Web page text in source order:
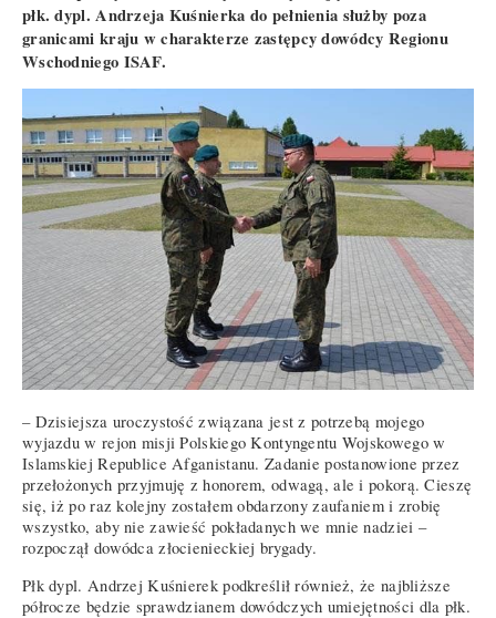
płk. dypl. Andrzeja Kuśnierka do pełnienia służby poza
granicami kraju w charakterze zastępcy dowódcy Regionu
Wschodniego ISAF.
– Dzisiejsza uroczystość związana jest z potrzebą mojego
wyjazdu w rejon misji Polskiego Kontyngentu Wojskowego w
Islamskiej Republice Afganistanu. Zadanie postanowione przez
przełożonych przyjmuję z honorem, odwagą, ale i pokorą. Cieszę
się, iż po raz kolejny zostałem obdarzony zaufaniem i zrobię
wszystko, aby nie zawieść pokładanych we mnie nadziei –
rozpoczął dowódca złocienieckiej brygady.
Płk dypl. Andrzej Kuśnierek podkreślił również, że najbliższe
półrocze będzie sprawdzianem dowódczych umiejętności dla płk.